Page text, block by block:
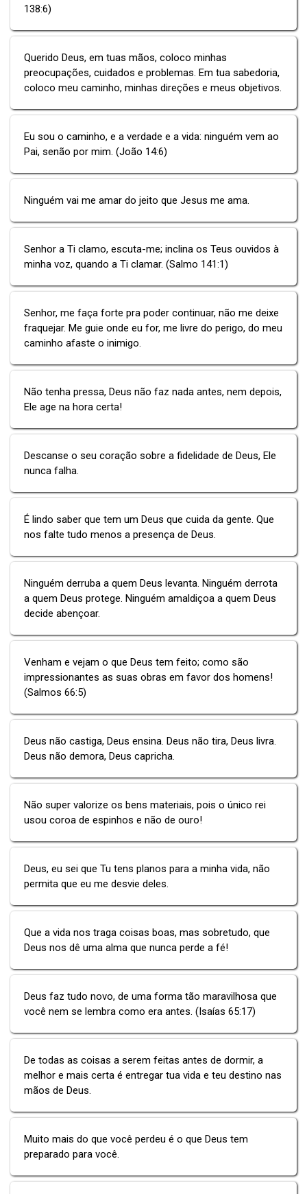
138:6)
Querido Deus, em tuas mãos, coloco minhas
preocupações, cuidados e problemas. Em tua sabedoria,
coloco meu caminho, minhas direções e meus objetivos.
Eu sou o caminho, e a verdade e a vida: ninguém vem ao
Pai, senão por mim. (João 14:6)
Ninguém vai me amar do jeito que Jesus me ama.
Senhor a Ti clamo, escuta-me; inclina os Teus ouvidos à
minha voz, quando a Ti clamar. (Salmo 141:1)
Senhor, me faça forte pra poder continuar, não me deixe
fraquejar. Me guie onde eu for, me livre do perigo, do meu
caminho afaste o inimigo.
Não tenha pressa, Deus não faz nada antes, nem depois,
Ele age na hora certa!
Descanse o seu coração sobre a fidelidade de Deus, Ele
nunca falha.
É lindo saber que tem um Deus que cuida da gente. Que
nos falte tudo menos a presença de Deus.
Ninguém derruba a quem Deus levanta. Ninguém derrota
a quem Deus protege. Ninguém amaldiçoa a quem Deus
decide abençoar.
Venham e vejam o que Deus tem feito; como são
impressionantes as suas obras em favor dos homens!
(Salmos 66:5)
Deus não castiga, Deus ensina. Deus não tira, Deus livra.
Deus não demora, Deus capricha.
Não super valorize os bens materiais, pois o único rei
usou coroa de espinhos e não de ouro!
Deus, eu sei que Tu tens planos para a minha vida, não
permita que eu me desvie deles.
Que a vida nos traga coisas boas, mas sobretudo, que
Deus nos dê uma alma que nunca perde a fé!
Deus faz tudo novo, de uma forma tão maravilhosa que
você nem se lembra como era antes. (Isaías 65:17)
De todas as coisas a serem feitas antes de dormir, a
melhor e mais certa é entregar tua vida e teu destino nas
mãos de Deus.
Muito mais do que você perdeu é o que Deus tem
preparado para você.